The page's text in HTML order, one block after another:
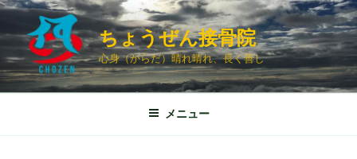
コ
ン
ツ
ちょうぜん接骨院
心身（からだ）晴れ晴れ、長く善し
メニュー